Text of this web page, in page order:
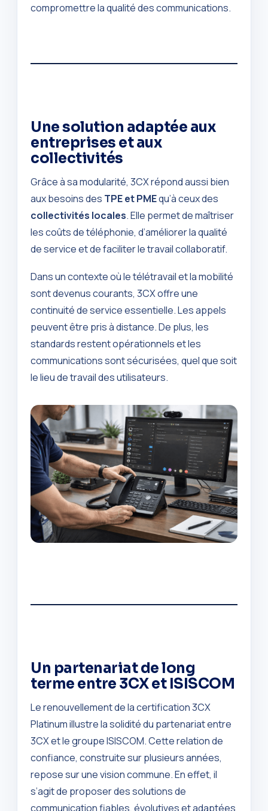
compromettre la qualité des communications.
Une solution adaptée aux
entreprises et aux
collectivités
Grâce à sa modularité, 3CX répond aussi bien
aux besoins des TPE et PMEqu’à ceux des
collectivités locales. Elle permet de maîtriser
les coûts de téléphonie, d’améliorer la qualité
de service et de faciliter le travail collaboratif.
Dans un contexte où le télétravail et la mobilité
sont devenus courants, 3CX offre une
continuité de service essentielle. Les appels
peuvent être pris à distance. De plus, les
standards restent opérationnels et les
communications sont sécurisées, quel que soit
le lieu de travail des utilisateurs.
Un partenariat de long
terme entre 3CX et ISISCOM
Le renouvellement de la certification 3CX
Platinum illustre la solidité du partenariat entre
3CX et le groupe ISISCOM. Cette relation de
confiance, construite sur plusieurs années,
repose sur une vision commune. En effet, il
s’agit de proposer des solutions de
communication fiables, évolutives et adaptées